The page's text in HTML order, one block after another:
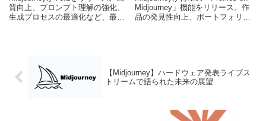
質向上、プロンプト理解の強化、
生成プロセスの最適化など、最新
Midjourney」機能をリリース。作
品の発見性向上、ポートフォリオ
【Midjourney】ハードウェア発表ライブス
トリームで語られた未来の展望